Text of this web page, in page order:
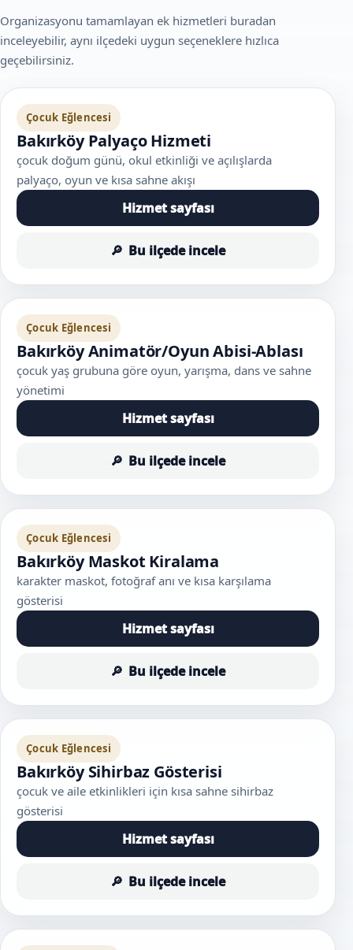
Organizasyonu tamamlayan ek hizmetleri buradan
inceleyebilir, aynı ilçedeki uygun seçeneklere hızlıca
geçebilirsiniz.
Çocuk Eğlencesi
Bakırköy Palyaço Hizmeti
çocuk doğum günü, okul etkinliği ve açılışlarda
palyaço, oyun ve kısa sahne akışı
Hizmet sayfası
Bu ilçede incele
Çocuk Eğlencesi
Bakırköy Animatör/Oyun Abisi-Ablası
çocuk yaş grubuna göre oyun, yarışma, dans ve sahne
yönetimi
Hizmet sayfası
Bu ilçede incele
Çocuk Eğlencesi
Bakırköy Maskot Kiralama
karakter maskot, fotoğraf anı ve kısa karşılama
gösterisi
Hizmet sayfası
Bu ilçede incele
Çocuk Eğlencesi
Bakırköy Sihirbaz Gösterisi
çocuk ve aile etkinlikleri için kısa sahne sihirbaz
gösterisi
Hizmet sayfası
Bu ilçede incele